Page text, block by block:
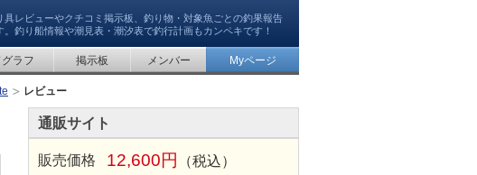
具レビューやクチコミ掲示板、釣り物・対象魚ごとの釣果報告
釣り船情報や潮見表・潮汐表で釣行計画もカンペキです！
ラフ 掲示板 メンバー Myページ
レビュー
通販サイト
販売価格 12,600円 （税込）